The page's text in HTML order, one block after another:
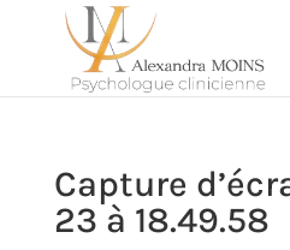
Capture
23 à 18.49.58